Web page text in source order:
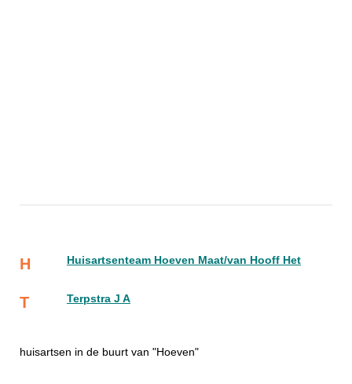
H Huisartsenteam Hoeven Maat/van Hooff Het
T Terpstra J A
huisartsen in de buurt van "Hoeven"